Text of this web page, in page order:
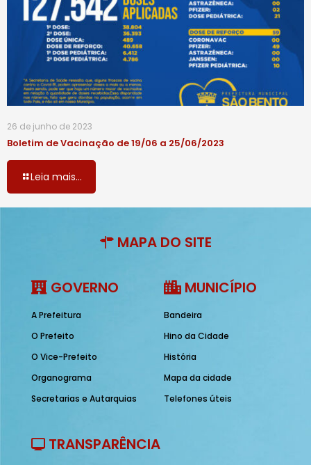
26 de junho de 2023
Boletim de Vacinação de 19/06 a 25/06/2023
Leia mais...
MAPA DO SITE
GOVERNO
A Prefeitura
O Prefeito
O Vice-Prefeito
Organograma
Secretarias e Autarquias
MUNICÍPIO
Bandeira
Hino da Cidade
História
Mapa da cidade
Telefones úteis
TRANSPARÊNCIA